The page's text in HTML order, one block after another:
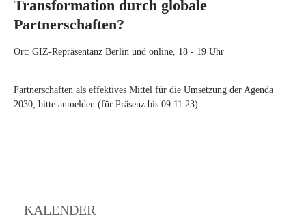
Transformation durch globale
Partnerschaften?
Ort: GIZ-Repräsentanz Berlin und online, 18 - 19 Uhr
Partnerschaften als effektives Mittel für die Umsetzung der Agenda
2030; bitte anmelden (für Präsenz bis 09.11.23)
KALENDER